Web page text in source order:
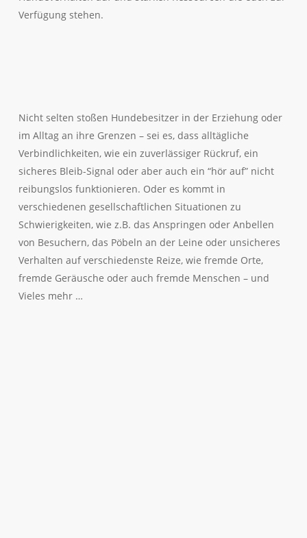
Verfügung stehen.
Nicht selten stoßen Hundebesitzer in der Erziehung oder
im Alltag an ihre Grenzen – sei es, dass alltägliche
Verbindlichkeiten, wie ein zuverlässiger Rückruf, ein
sicheres Bleib-Signal oder aber auch ein “hör auf” nicht
reibungslos funktionieren. Oder es kommt in
verschiedenen gesellschaftlichen Situationen zu
Schwierigkeiten, wie z.B. das Anspringen oder Anbellen
von Besuchern, das Pöbeln an der Leine oder unsicheres
Verhalten auf verschiedenste Reize, wie fremde Orte,
fremde Geräusche oder auch fremde Menschen – und
Vieles mehr …